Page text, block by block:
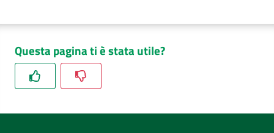
Questa pagina ti è stata utile?